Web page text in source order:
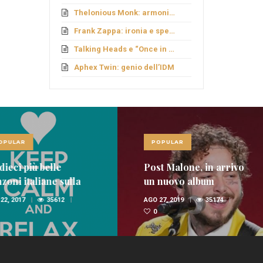
Thelonious Monk: armonie fuori schema
Frank Zappa: ironia e sperimentazione
Talking Heads e “Once in a Lifetime”
Aphex Twin: genio dell’IDM
più belle
italiane sulla
35612
POPULAR
Post Malone, in arrivo
un nuovo album
AGO 27, 2019
35174
0